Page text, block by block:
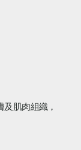
及肌肉組織，